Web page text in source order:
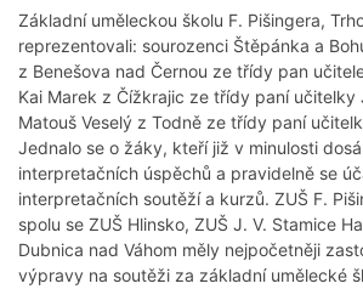
Základní uměleckou školu F. Pišingera,
reprezentovali: sourozenci Štěpánka a
z Benešova nad Černou ze třídy pan
Kai Marek z Čížkrajic ze třídy paní učitelky
Matouš Veselý z Todně ze třídy paní
Jednalo se o žáky, kteří již v minulosti
interpretačních úspěchů a pravidelně se
interpretačních soutěží a kurzů. ZUŠ F.
spolu se ZUŠ Hlinsko, ZUŠ J. V. Stamice
Dubnica nad Váhom měly nejpočetněji
výpravy na soutěži za základní umělecké